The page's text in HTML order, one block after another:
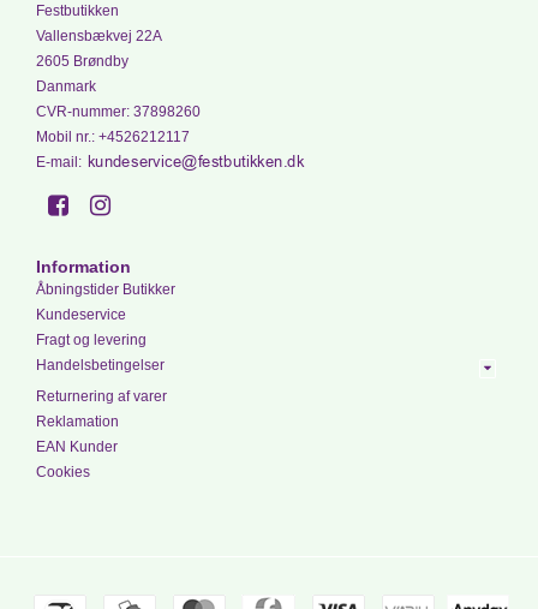
Festbutikken
Vallensbækvej 22A
2605 Brøndby
Danmark
CVR-nummer: 37898260
Mobil nr. : +4526212117
E-mail:
Information
Åbningstider Butikker
Kundeservice
Fragt og levering
Handelsbetingelser
Returnering af varer
Reklamation
EAN Kunder
Cookies